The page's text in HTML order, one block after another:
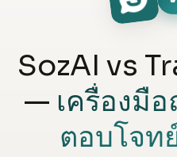
SozAI vs
— เครื่องมื
ตอบโจ